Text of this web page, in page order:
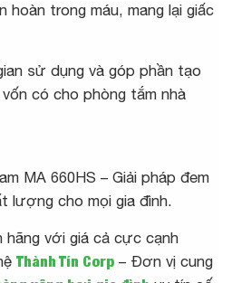
hoàn trong máu, mang lại giấc
sử dụng và góp phần tạo
có cho phòng tắm nhà
MA 660HS – Giải pháp đem
lượng cho mọi gia đình.
hãng với giá cả cực cạnh
Thành Tín Corp – Đơn vị cung